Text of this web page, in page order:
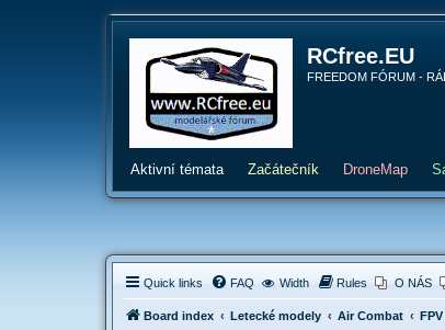
RCfree.EU
FREEDOM FÓRUM -
Aktivní témata Začátečník DroneMap
Quick links FAQ Width Rules O NÁS
Board index Letecké modely Air Combat